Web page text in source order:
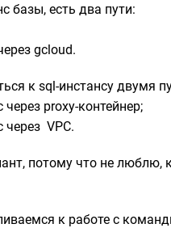
базы, есть два пути:
gcloud.
к sql-инстансу двумя
proxy-контейнер;
VPC.
потому что не люблю,
к работе с